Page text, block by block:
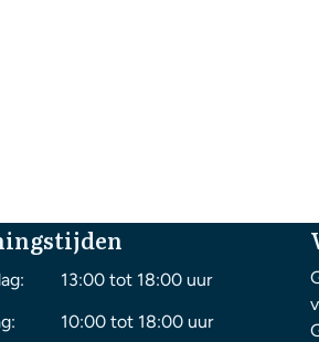
13:00 tot 18:00 uur
10:00 tot 18:00 uur